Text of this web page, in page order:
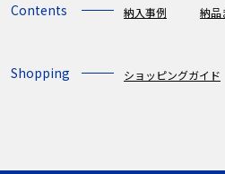
Contents 納入事例 納品
Shopping ショッピングガイド